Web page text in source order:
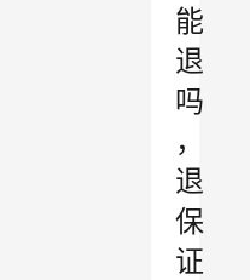
能
退
吗
，
退
保
证